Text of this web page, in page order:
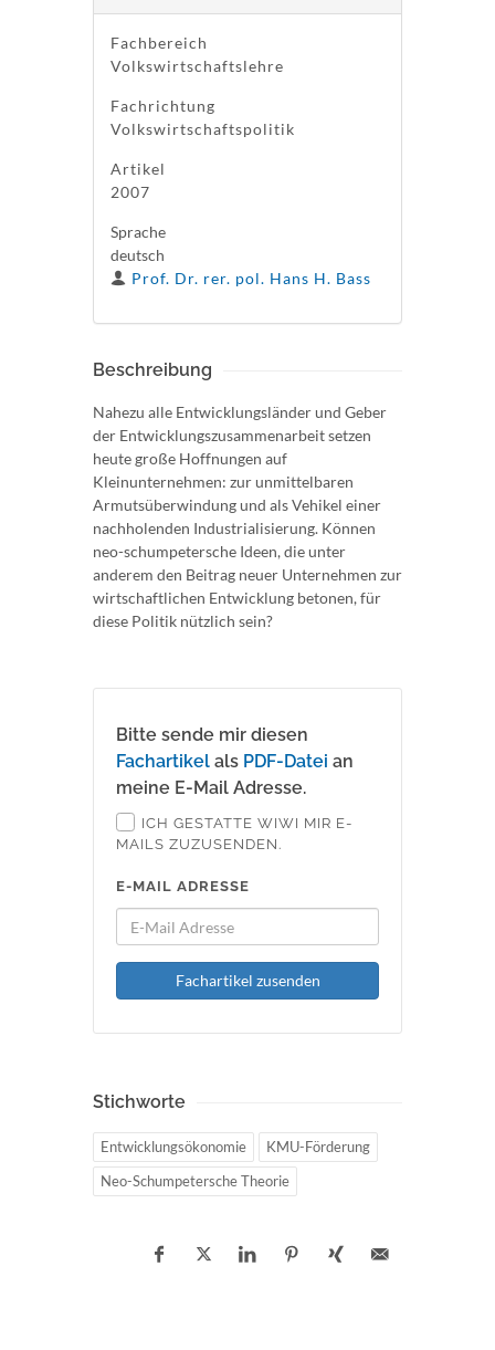
Fachbereich
Volkswirtschaftslehre
Fachrichtung
Volkswirtschaftspolitik
Artikel
2007
Sprache
deutsch
Prof. Dr. rer. pol. Hans H. Bass
Beschreibung
Nahezu alle Entwicklungsländer und Geber
der Entwicklungszusammenarbeit setzen
heute große Hoffnungen auf
Kleinunternehmen: zur unmittelbaren
Armutsüberwindung und als Vehikel einer
nachholenden Industrialisierung. Können
neo-schumpetersche Ideen, die unter
anderem den Beitrag neuer Unternehmen zur
wirtschaftlichen Entwicklung betonen, für
diese Politik nützlich sein?
Bitte sende mir diesen
Fachartikel als PDF-Datei an
meine E-Mail Adresse.
ICH GESTATTE WIWI MIR E-
MAILS ZUZUSENDEN.
E-MAIL ADRESSE
Fachartikel zusenden
Stichworte
Entwicklungsökonomie
KMU-Förderung
Neo-Schumpetersche Theorie